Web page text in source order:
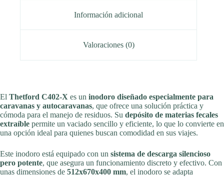
Información adicional
Valoraciones (0)
El Thetford C402-X es un inodoro diseñado especialmente para
caravanas y autocaravanas, que ofrece una solución práctica y
cómoda para el manejo de residuos. Su depósito de materias fecales
extraíble permite un vaciado sencillo y eficiente, lo que lo convierte en
una opción ideal para quienes buscan comodidad en sus viajes.
Este inodoro está equipado con un sistema de descarga silencioso
pero potente, que asegura un funcionamiento discreto y efectivo. Con
unas dimensiones de 512x670x400 mm, el inodoro se adapta